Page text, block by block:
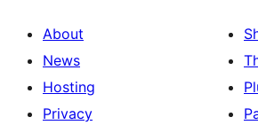
About
News
Hosting
Privacy